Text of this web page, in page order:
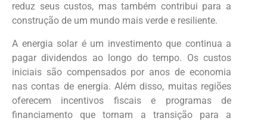
reduz seus custos, mas também contribui para a
construção de um mundo mais verde e resiliente.
A energia solar é um investimento que continua a
pagar dividendos ao longo do tempo. Os custos
iniciais são compensados por anos de economia
nas contas de energia. Além disso, muitas regiões
oferecem incentivos fiscais e programas de
financiamento que tornam a transição para a